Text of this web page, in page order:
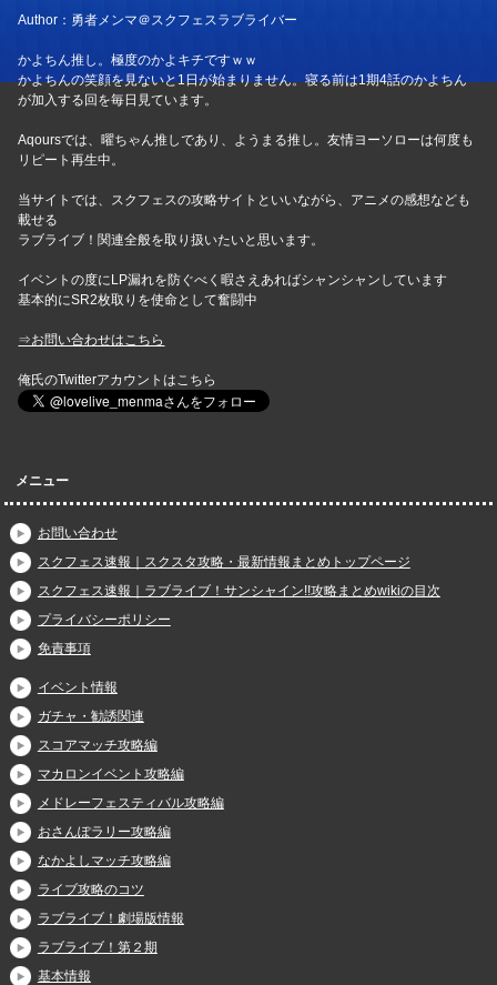
Author：勇者メンマ＠スクフェスラブライバー
かよちん推し。極度のかよキチですｗｗ
かよちんの笑顔を見ないと1日が始まりません。寝る前は1期4話のかよちん
が加入する回を毎日見ています。
Aqoursでは、曜ちゃん推しであり、ようまる推し。友情ヨーソローは何度も
リピート再生中。
当サイトでは、スクフェスの攻略サイトといいながら、アニメの感想なども
載せる
ラブライブ！関連全般を取り扱いたいと思います。
イベントの度にLP漏れを防ぐべく暇さえあればシャンシャンしています
基本的にSR2枚取りを使命として奮闘中
⇒お問い合わせはこちら
俺氏のTwitterアカウントはこちら
メニュー
お問い合わせ
スクフェス速報｜スクスタ攻略・最新情報まとめトップページ
スクフェス速報｜ラブライブ！サンシャイン!!攻略まとめwikiの目次
プライバシーポリシー
免責事項
イベント情報
ガチャ・勧誘関連
スコアマッチ攻略編
マカロンイベント攻略編
メドレーフェスティバル攻略編
おさんぽラリー攻略編
なかよしマッチ攻略編
ライブ攻略のコツ
ラブライブ！劇場版情報
ラブライブ！第２期
基本情報